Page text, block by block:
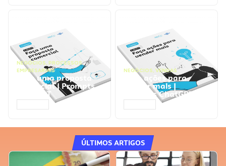
NEGÓCIOS, PROCESSOS
EMPRESARIAIS
Faça uma proposta
comercial | Prompts
ChatGPT
NEGÓCIOS, VENDAS
Faça ações para
vender mais |
Prompts ChatGPT
ÚLTIMOS ARTIGOS